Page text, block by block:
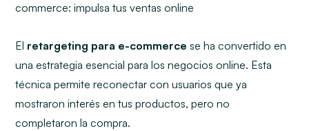
commerce: impulsa tus ventas online
El retargeting para e-commerce se ha convertido en
una estrategia esencial para los negocios online. Esta
técnica permite reconectar con usuarios que ya
mostraron interés en tus productos, pero no
completaron la compra.